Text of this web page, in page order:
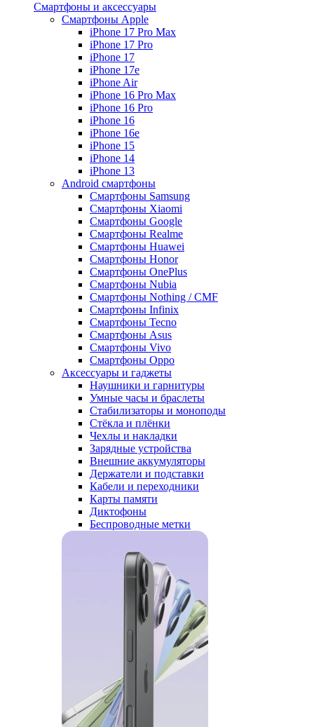
Смартфоны и аксессуары
Смартфоны Apple
iPhone 17 Pro Max
iPhone 17 Pro
iPhone 17
iPhone 17e
iPhone Air
iPhone 16 Pro Max
iPhone 16 Pro
iPhone 16
iPhone 16e
iPhone 15
iPhone 14
iPhone 13
Android cмартфоны
Смартфоны Samsung
Смартфоны Xiaomi
Смартфоны Google
Смартфоны Realme
Смартфоны Huawei
Смартфоны Honor
Смартфоны OnePlus
Смартфоны Nubia
Смартфоны Nothing / CMF
Смартфоны Infinix
Смартфоны Tecno
Смартфоны Asus
Смартфоны Vivo
Смартфоны Oppo
Аксессуары и гаджеты
Наушники и гарнитуры
Умные часы и браслеты
Стабилизаторы и моноподы
Стёкла и плёнки
Чехлы и накладки
Зарядные устройства
Внешние аккумуляторы
Держатели и подставки
Кабели и переходники
Карты памяти
Диктофоны
Беспроводные метки